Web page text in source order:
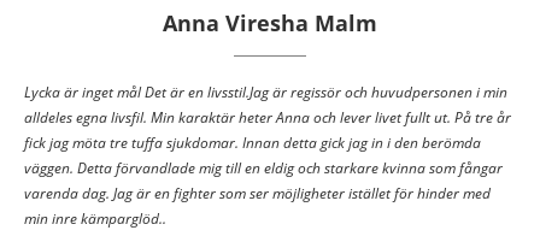
Anna Viresha Malm
Lycka är inget mål Det är en livsstil.Jag är regissör och huvudpersonen i min
alldeles egna livsfil. Min karaktär heter Anna och lever livet fullt ut. På tre år
fick jag möta tre tuffa sjukdomar. Innan detta gick jag in i den berömda
väggen. Detta förvandlade mig till en eldig och starkare kvinna som fångar
varenda dag. Jag är en fighter som ser möjligheter istället för hinder med
min inre kämparglöd..